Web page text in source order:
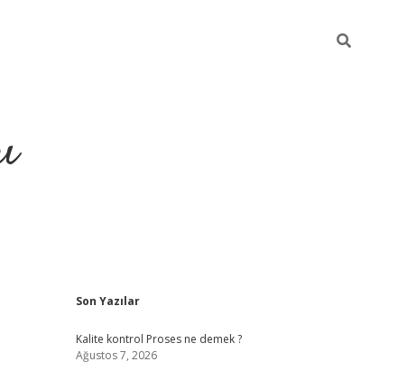
Sidebar
Son Yazılar
Kalite kontrol Proses ne demek ?
Ağustos 7, 2026